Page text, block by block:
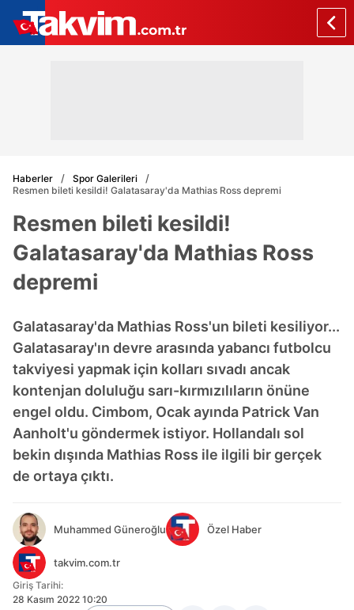
Haberler
Spor Galerileri
Resmen bileti kesildi! Galatasaray'da Mathias Ross depremi
Resmen bileti kesildi!
Galatasaray'da Mathias Ross
depremi
Galatasaray'da Mathias Ross'un bileti kesiliyor...
Galatasaray'ın devre arasında yabancı futbolcu
takviyesi yapmak için kolları sıvadı ancak
kontenjan doluluğu sarı-kırmızılıların önüne
engel oldu. Cimbom, Ocak ayında Patrick Van
Aanholt'u göndermek istiyor. Hollandalı sol
bekin dışında Mathias Ross ile ilgili bir gerçek
de ortaya çıktı.
Muhammed Güneroğlu Özel Haber
takvim.com.tr
Giriş Tarihi:
28 Kasım 2022 10:20